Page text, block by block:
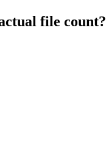
file count?